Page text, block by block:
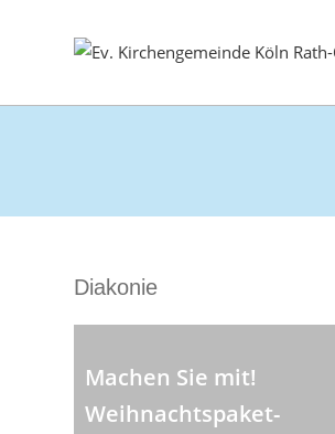
Diakonie
Machen Sie mit!
Weihnachtspaket-